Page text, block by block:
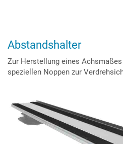
Abstandshalter
Zur Herstellung eines
speziellen Noppen zur